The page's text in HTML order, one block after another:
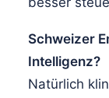
Schweizer
Intelligenz?
Natürlich